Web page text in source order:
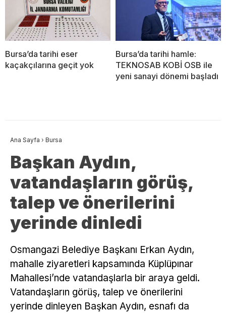
Bursa’da tarihi eser
kaçakçılarına geçit yok
Bursa’da tarihi hamle:
TEKNOSAB KOBİ OSB ile
yeni sanayi dönemi başladı
Ana Sayfa › Bursa
Başkan Aydın,
vatandaşların görüş,
talep ve önerilerini
yerinde dinledi
Osmangazi Belediye Başkanı Erkan Aydın,
mahalle ziyaretleri kapsamında Küplüpınar
Mahallesi’nde vatandaşlarla bir araya geldi.
Vatandaşların görüş, talep ve önerilerini
yerinde dinleyen Başkan Aydın, esnafı da